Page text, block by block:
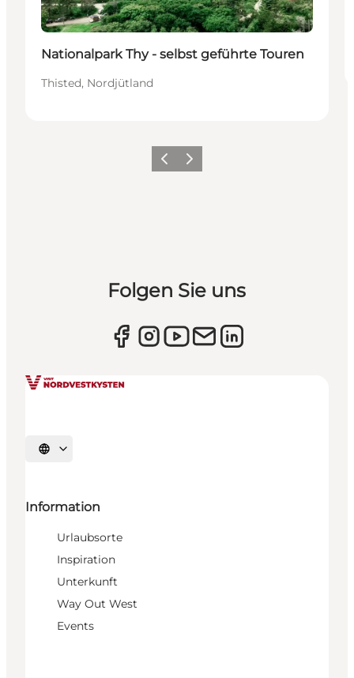
Nationalpark Thy - selbst geführte Touren
Thisted, Nordjütland
ZurückWeiter
Folgen Sie uns
Sprache auswählen
Information
Urlaubsorte
Inspiration
Unterkunft
Way Out West
Events